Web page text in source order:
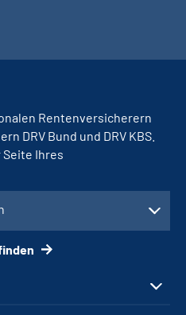
Rentenversicherern
DRV Bund und DRV KBS.
Ihres